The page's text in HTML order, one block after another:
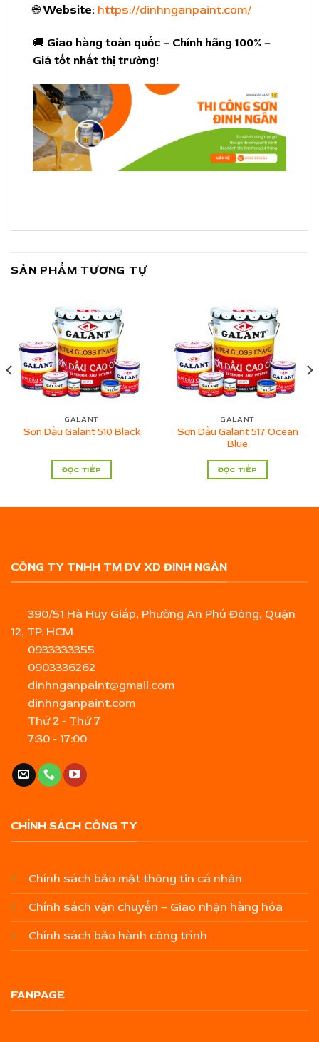
🌐Website: https://dinhnganpaint.com/
🚚 Giao hàng toàn quốc – Chính hãng 100% –
Giá tốt nhất thị trường!
SẢN PHẨM TƯƠNG TỰ
GALANT
Sơn Dầu Galant 510 Black
ĐỌC TIẾP
GALANT
Sơn Dầu Galant 517 Ocean
Blue
ĐỌC TIẾP
CÔNG TY TNHH TM DV XD ĐINH NGÂN
390/51 Hà Huy Giáp, Phường An Phú Đông, Quận
12, TP. HCM
0933333355
0903336262
dinhnganpaint@gmail.com
dinhnganpaint.com
Thứ 2 - Thứ 7
7:30 - 17:00
CHÍNH SÁCH CÔNG TY
Chính sách bảo mật thông tin cá nhân
Chính sách vận chuyển – Giao nhận hàng hóa
Chính sách bảo hành công trình
FANPAGE